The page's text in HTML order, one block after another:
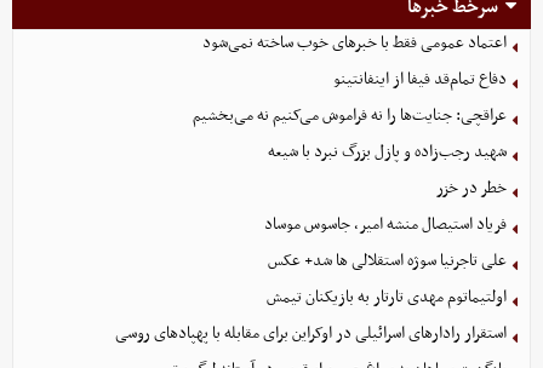
سرخط خبرها
اعتماد عمومی فقط با خبرهای خوب ساخته نمی‌شود
دفاع تمام‌قد فیفا از اینفانتینو
عراقچی: جنایت‌ها را نه فراموش می‌کنیم نه می‌بخشیم
شهید رجب‌زاده و پازل بزرگ نبرد با شیعه
خطر در خزر
فریاد استیصال منشه امیر، جاسوس موساد
علی تاجرنیا سوژه استقلالی‌ ها شد+ عکس
اولتیماتوم مهدی تارتار به بازیکنان تیمش
استقرار رادارهای اسرائیلی در اوکراین برای مقابله با پهپادهای روسی